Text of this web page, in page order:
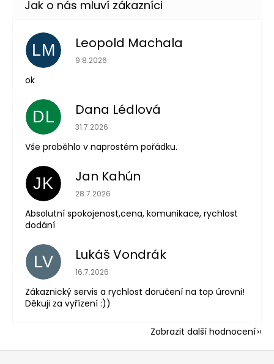
LM Leopold Machala
Hodnocení obchodu je 5 z 5 hvězdiček.
9.8.2026
ok
DL Dana Lédlová
Hodnocení obchodu je 5 z 5 hvězdiček.
31.7.2026
Vše proběhlo v naprostém pořádku.
JK Jan Kahún
Hodnocení obchodu je 5 z 5 hvězdiček.
28.7.2026
Absolutní spokojenost,cena, komunikace, rychlost
dodání
LV Lukáš Vondrák
Hodnocení obchodu je 5 z 5 hvězdiček.
16.7.2026
Zákaznický servis a rychlost doručení na top úrovni!
Děkuji za vyřízení :))
Zobrazit další hodnocení
Z